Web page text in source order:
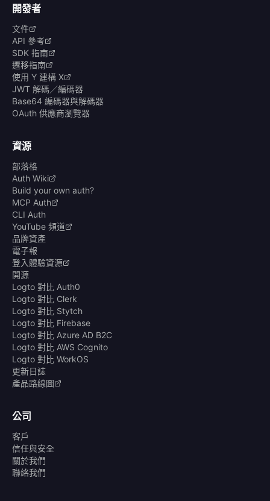
開發者
文件
API 參考
SDK 指南
遷移指南
使用 Y 建構 X
JWT 解碼／編碼器
Base64 編碼器與解碼器
OAuth 供應商瀏覽器
資源
部落格
Auth Wiki
Build your own auth?
MCP Auth
CLI Auth
YouTube 頻道
品牌資產
電子報
登入體驗資源
開源
Logto 對比 Auth0
Logto 對比 Clerk
Logto 對比 Stytch
Logto 對比 Firebase
Logto 對比 Azure AD B2C
Logto 對比 AWS Cognito
Logto 對比 WorkOS
更新日誌
產品路線圖
公司
客戶
信任與安全
關於我們
聯絡我們